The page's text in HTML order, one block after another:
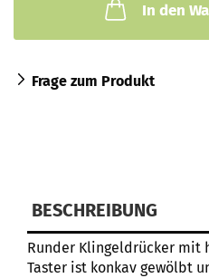
In den
Frage zum Produkt
BESCHREIBUNG
Runder Klingeldrücker mit
Taster ist konkav gewölbt